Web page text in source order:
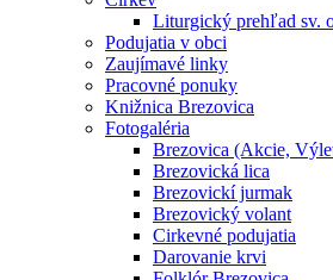
Liturgický prehľad sv.
Podujatia v obci
Zaujímavé linky
Pracovné ponuky
Knižnica Brezovica
Fotogaléria
Brezovica (Akcie,
Brezovická lica
Brezovickí jurmak
Brezovický volant
Cirkevné podujatia
Darovanie krvi